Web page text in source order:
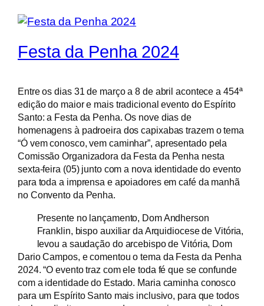
Festa da Penha 2024
Entre os dias 31 de março a 8 de abril acontece a 454ª
edição do maior e mais tradicional evento do Espírito
Santo: a Festa da Penha. Os nove dias de
homenagens à padroeira dos capixabas trazem o tema
“Ó vem conosco, vem caminhar”, apresentado pela
Comissão Organizadora da Festa da Penha nesta
sexta-feira (05) junto com a nova identidade do evento
para toda a imprensa e apoiadores em café da manhã
no Convento da Penha.
Presente no lançamento, Dom Andherson
Franklin, bispo auxiliar da Arquidiocese de Vitória,
levou a saudação do arcebispo de Vitória, Dom
Dario Campos, e comentou o tema da Festa da Penha
2024. “O evento traz com ele toda fé que se confunde
com a identidade do Estado. Maria caminha conosco
para um Espírito Santo mais inclusivo, para que todos